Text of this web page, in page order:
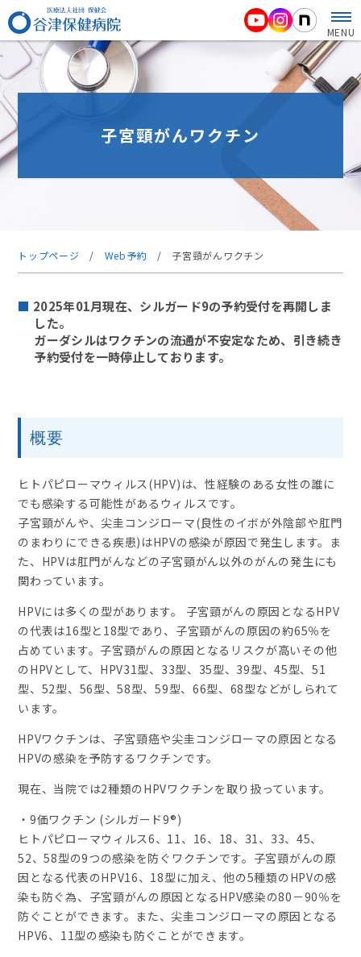
MENU
子宮頸がんワクチン
トップページ / Web予約 / 子宮頸がんワクチン
2025年01月現在、シルガード9の予約受付を再開しま
した。
ガーダシルはワクチンの流通が不安定なため、引き続き
予約受付を一時停止しております。
概要
ヒトパピローマウィルス(HPV)は、性経験のある女性の誰に
でも感染する可能性があるウィルスです。
子宮頸がんや、尖圭コンジローマ(良性のイボが外陰部や肛門
のまわりにできる疾患)はHPVの感染が原因で発生します。ま
た、HPVは肛門がんなどの子宮頸がん以外のがんの発生にも
関わっています。
HPVには多くの型があります。 子宮頸がんの原因となるHPV
の代表は16型と18型であり、子宮頸がんの原因の約65％を
占めています。子宮頸がんの原因となるリスクが高いその他
のHPVとして、HPV31型、33型、35型、39型、45型、51
型、52型、56型、58型、59型、66型、68型などがしられて
います。
HPVワクチンは、子宮頸癌や尖圭コンジローマの原因となる
HPVの感染を予防するワクチンです。
現在、当院では2種類のHPVワクチンを取り扱っています。
・9価ワクチン (シルガード9®)
ヒトパピローマウィルス6、11、16、18、31、33、45、
52、58型の9つの感染を防ぐワクチンです。子宮頸がんの原
因となる代表のHPV16、18型に加え、他の5種類のHPVの感
染も防ぐ為、子宮頸がんの原因となるHPV感染の80－90％を
防ぐことができます。また、尖圭コンジローマの原因となる
HPV6、11型の感染も防ぐことができます。